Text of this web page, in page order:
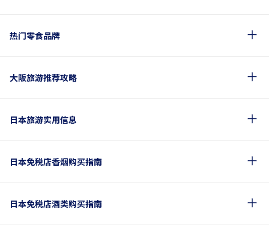
热门零食品牌
大阪旅游推荐攻略
日本旅游实用信息
日本免税店香烟购买指南
日本免税店酒类购买指南